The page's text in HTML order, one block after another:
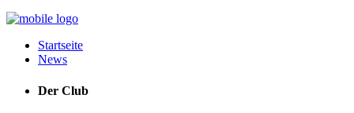
Startseite
News
Der Club